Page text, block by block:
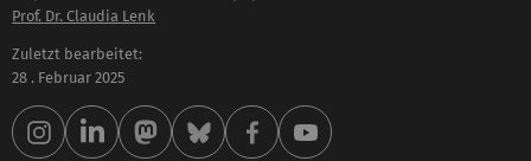
Prof. Dr. Claudia Lenk
Zuletzt bearbeitet:
28 . Februar 2025